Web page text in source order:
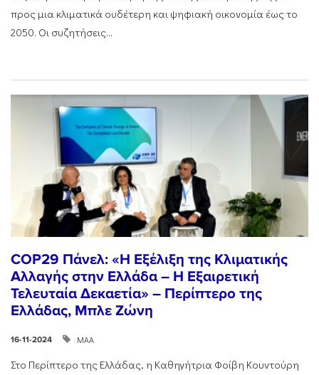
προς μια κλιματικά ουδέτερη και ψηφιακή οικονομία έως το
2050. Οι συζητήσεις...
COP29 Πάνελ: «Η Εξέλιξη της Κλιματικής
Αλλαγής στην Ελλάδα – Η Εξαιρετική
Τελευταία Δεκαετία» – Περίπτερο της
Ελλάδας, Μπλε Ζώνη
16-11-2024 ΜΑΑ
Στο Περίπτερο της Ελλάδας, η Καθηγήτρια Φοίβη Κουντούρη